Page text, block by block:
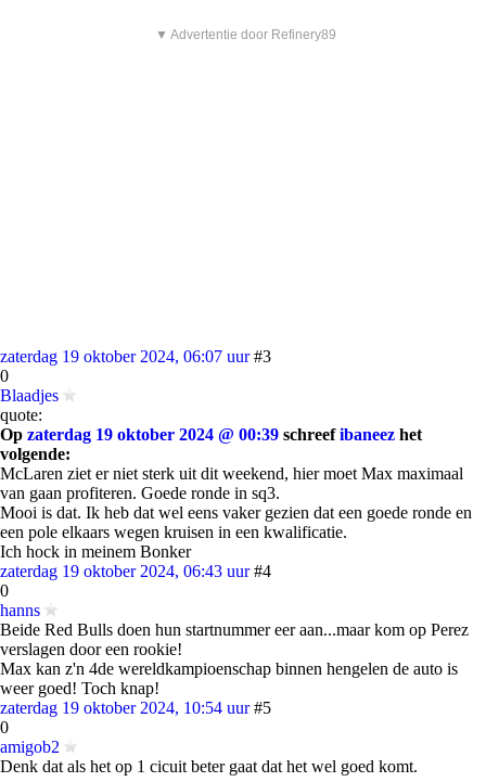
▼ Advertentie door Refinery89
zaterdag 19 oktober 2024, 06:07 uur #3
0
Blaadjes
quote:
Op zaterdag 19 oktober 2024 @ 00:39 schreefibaneez het
volgende:
McLaren ziet er niet sterk uit dit weekend, hier moet Max maximaal
van gaan profiteren. Goede ronde in sq3.
Mooi is dat. Ik heb dat wel eens vaker gezien dat een goede ronde en
een pole elkaars wegen kruisen in een kwalificatie.
Ich hock in meinem Bonker
zaterdag 19 oktober 2024, 06:43 uur #4
0
hanns
Beide Red Bulls doen hun startnummer eer aan...maar kom op Perez
verslagen door een rookie!
Max kan z'n 4de wereldkampioenschap binnen hengelen de auto is
weer goed! Toch knap!
zaterdag 19 oktober 2024, 10:54 uur #5
0
amigob2
Denk dat als het op 1 cicuit beter gaat dat het wel goed komt.